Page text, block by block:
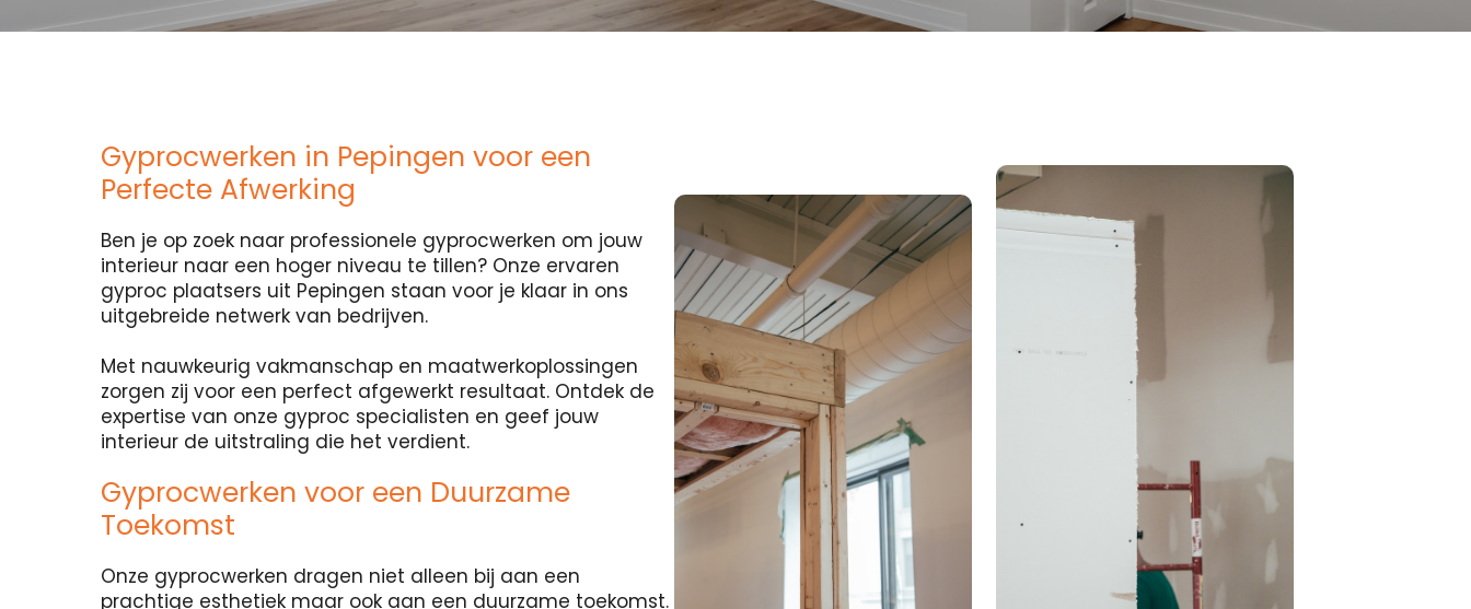
Gyprocwerken in Pepingen voor een
Perfecte Afwerking
Ben je op zoek naar professionele gyprocwerken om jouw
interieur naar een hoger niveau te tillen? Onze ervaren
gyproc plaatsers uit Pepingen staan voor je klaar in ons
uitgebreide netwerk van bedrijven.
Met nauwkeurig vakmanschap en maatwerkoplossingen
zorgen zij voor een perfect afgewerkt resultaat. Ontdek de
expertise van onze gyproc specialisten en geef jouw
interieur de uitstraling die het verdient.
Gyprocwerken voor een Duurzame
Toekomst
Onze gyprocwerken dragen niet alleen bij aan een
prachtige esthetiek maar ook aan een duurzame toekomst.